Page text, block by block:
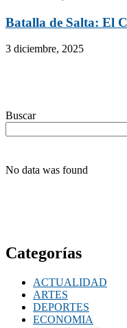
Batalla de Salta: El
3 diciembre, 2025
Buscar
No data was found
Categorías
ACTUALIDAD
ARTES
DEPORTES
ECONOMIA